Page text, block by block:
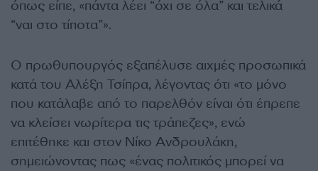
όπως είπε, «πάντα λέει “όχι σε όλα” και τελικά
“ναι στο τίποτα”».
Ο πρωθυπουργός εξαπέλυσε αιχμές προσωπικά
κατά του Αλέξη Τσίπρα, λέγοντας ότι «το μόνο
που κατάλαβε από το παρελθόν είναι ότι έπρεπε
να κλείσει νωρίτερα τις τράπεζες», ενώ
επιτέθηκε και στον Νίκο Ανδρουλάκη,
σημειώνοντας πως «ένας πολιτικός μπορεί να